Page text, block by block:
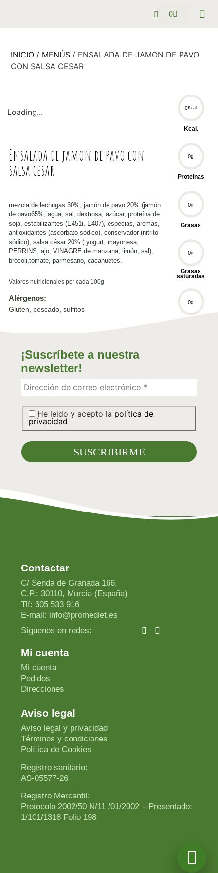
0
INICIO / MENÚS / ENSALADA DE JAMON DE PAVO
CON SALSA CESAR
Loading... 0Kcal
Kcal.
0g
Proteinas
0g
Grasas
0g
Grasas
saturadas
0g
Simples
0g
Ensalada de jamon de pavo con
salsa cesar
mezcla de lechugas 30%, jamón de pavo 20% (jamón
de pavo65%, agua, sal, dextrosa, azúcar, proteína de
soja, estabilizantes (E451i, E407), especias, aromas,
antioxidantes (ascorbato sódico), conservador (nitrito
sódico), salsa césar 20% ( yogurt, mayonesa,
PERRINS, ajo, VINAGRE de manzana, limón, sal),
brócoli,tomate, parmesano, cacahuetes.
Valores nutricionales por cada 100g
Alérgenos:
Gluten, pescado, sulfitos
¡Suscríbete a nuestra
newsletter!
He leido y acepto la política de
privacidad
Contactar
C/ Senda de Granada 166,
C.P.: 30110, Murcia (España)
Tlf: 605 533 916
E-mail: info@promediet.es
Síguenos en redes:
Mi cuenta
Mi cuenta
Pedidos
Direcciones
Aviso legal
Aviso legal y privacidad
Términos y condiciones
Política de Cookies
Registro sanitario:
AS-05577-26
Registro Mercantil:
Protocolo 2002/50 N/11 /01/2002 – Presentado:
1/101/1318 Folio 198